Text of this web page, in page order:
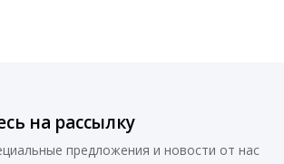
на рассылку
предложения и новости от нас